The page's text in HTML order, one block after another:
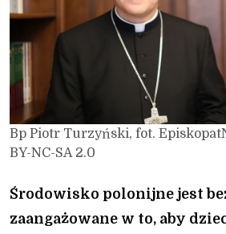
Bp Piotr Turzyński, fot.
BY-NC-SA 2.0
Środowisko polonijne jest
zaangażowane w to, aby